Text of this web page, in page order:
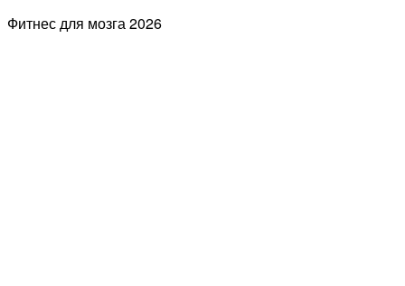
Фитнес для мозга2026